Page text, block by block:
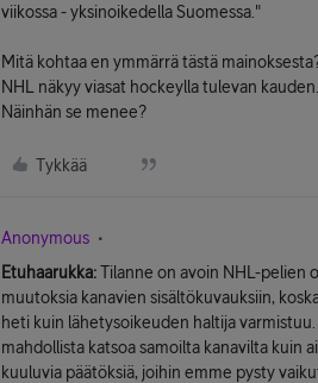
viikossa - yksinoikedella Suomessa."
Mitä kohtaa en ymmärrä tästä
NHL näkyy viasat hockeylla tulevan
Näinhän se menee?
Tykkää
Anonymous
Etuhaarukka:Tilanne on avoin NHL-pelien
muutoksia kanavien sisältökuvauksiin,
heti kuin lähetysoikeuden haltija
mahdollista katsoa samoilta kanavilta kuin
kuuluvia päätöksiä, joihin emme pysty